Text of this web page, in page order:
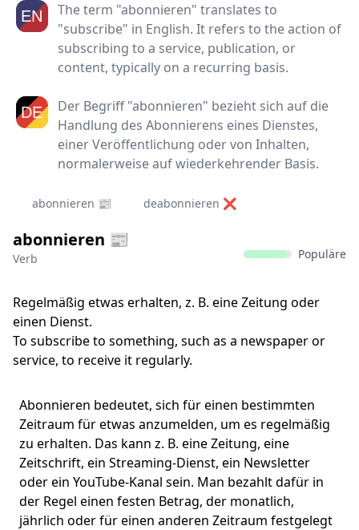
The term "abonnieren" translates to
"subscribe" in English. It refers to the action of
subscribing to a service, publication, or
content, typically on a recurring basis.
Der Begriff "abonnieren" bezieht sich auf die
Handlung des Abonnierens eines Dienstes,
einer Veröffentlichung oder von Inhalten,
normalerweise auf wiederkehrender Basis.
abonnieren 📰 deabonnieren ❌
abonnieren 📰
Verb Populäre
Regelmäßig etwas erhalten, z. B. eine Zeitung oder
einen Dienst.
To subscribe to something, such as a newspaper or
service, to receive it regularly.
Abonnieren bedeutet, sich für einen bestimmten
Zeitraum für etwas anzumelden, um es regelmäßig
zu erhalten. Das kann z. B. eine Zeitung, eine
Zeitschrift, ein Streaming-Dienst, ein Newsletter
oder ein YouTube-Kanal sein. Man bezahlt dafür in
der Regel einen festen Betrag, der monatlich,
jährlich oder für einen anderen Zeitraum festgelegt